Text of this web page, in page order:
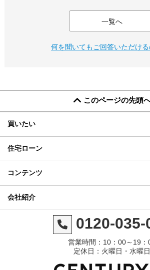
一覧へ
何を聞いてもご回答いただけ
このページの先頭
買いたい
住宅ローン
コンテンツ
会社紹介
0120-035-
営業時間：10：00～19：
定休日：火曜日・水曜日